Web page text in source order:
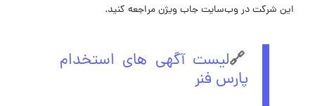
این شرکت در وب‌سایت جاب ویژن مراجعه کنید.
🔗لیست آگهی های استخدام
پارس فنر